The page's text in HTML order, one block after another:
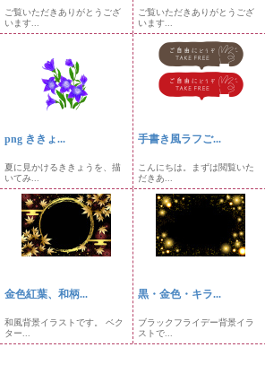
ご覧いただきありがとうござ
います...
ご覧いただきありがとうござ
います...
png ききょ...
夏に見かけるききょうを、描
いてみ...
手書き風ラフご...
こんにちは。まずは閲覧いた
だきあ...
金色紅葉、和柄...
和風背景イラストです。 ベク
ター...
黒・金色・キラ...
ブラックフライデー背景イラ
ストで...